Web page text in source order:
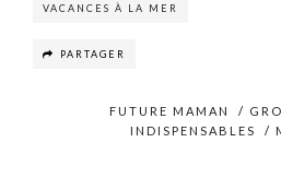
VACANCES À LA MER
PARTAGER
FUTURE MAMAN /
INDISPENSABLES
/